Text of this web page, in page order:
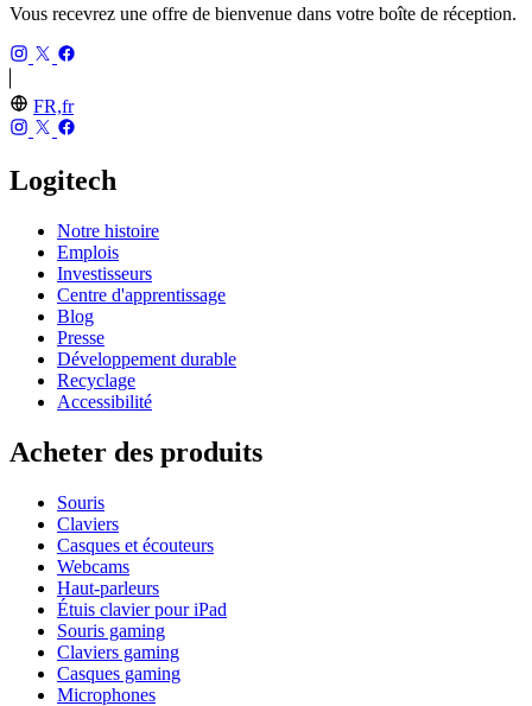
Vous recevrez une offre de bienvenue dans votre boîte de réception.
FR,fr
Logitech
Notre histoire
Emplois
Investisseurs
Centre d'apprentissage
Blog
Presse
Développement durable
Recyclage
Accessibilité
Acheter des produits
Souris
Claviers
Casques et écouteurs
Webcams
Haut-parleurs
Étuis clavier pour iPad
Souris gaming
Claviers gaming
Casques gaming
Microphones